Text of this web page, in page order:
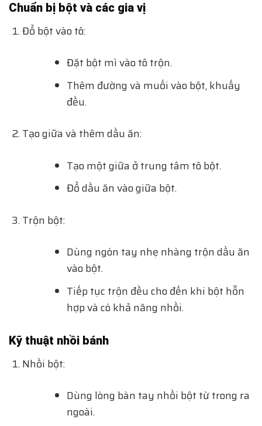
Chuẩn bị bột và các gia vị
Đổ bột vào tô:
Đặt bột mì vào tô trộn.
Thêm đường và muối vào bột, khuấy
đều.
Tạo giữa và thêm dầu ăn:
Tạo một giữa ở trung tâm tô bột.
Đổ dầu ăn vào giữa bột.
Trộn bột:
Dùng ngón tay nhẹ nhàng trộn dầu ăn
vào bột.
Tiếp tục trộn đều cho đến khi bột hỗn
hợp và có khả năng nhồi.
Kỹ thuật nhồi bánh
Nhồi bột:
Dùng lòng bàn tay nhồi bột từ trong ra
ngoài.